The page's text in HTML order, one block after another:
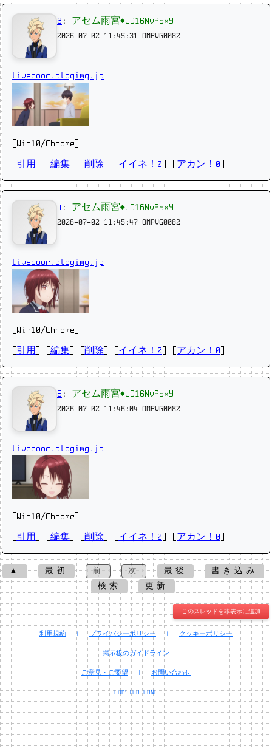
3 : アセム雨宮◆UD16NvPYxY
2026-07-02 11:45:31 OMPVG0082
livedoor.blogimg.jp
[Win10/Chrome]
引用 編集 削除 イイネ！0 アカン！0
4 : アセム雨宮◆UD16NvPYxY
2026-07-02 11:45:47 OMPVG0082
livedoor.blogimg.jp
[Win10/Chrome]
引用 編集 削除 イイネ！0 アカン！0
5 : アセム雨宮◆UD16NvPYxY
2026-07-02 11:46:04 OMPVG0082
livedoor.blogimg.jp
[Win10/Chrome]
引用 編集 削除 イイネ！0 アカン！0
▲ 最初 前 次 最後
書き込み
検索
更新
このスレッドを非表示に追加
利用規約 | プライバシーポリシー | クッキーポリシー
掲示板のガイドライン
ご意見・ご要望 | お問い合わせ
HAMSTER.LAND